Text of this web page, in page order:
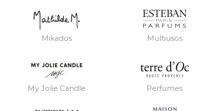
Mikados Multiusos
My Jolie Candle Perfumes